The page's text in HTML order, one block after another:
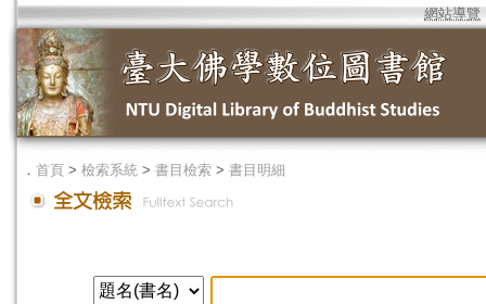
網站導覽
． 首頁 > 檢索系統 > 書目檢索 > 書目明細